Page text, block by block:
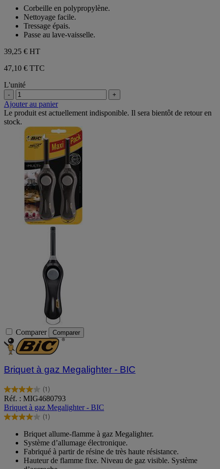
étoiles.
Corbeille en polypropylène.
Nettoyage facile.
Tressage épais.
Passe au lave-vaisselle.
39,25 € HT
47,10 € TTC
L'unité
- +
Ajouter au panier
Le produit est actuellement indisponible. Il sera bientôt de retour en
stock.
Comparer Comparer
Briquet à gaz Megalighter - BIC
(1)
4.0
sur
5
étoiles.
avis
Réf. : MIG4680793
Briquet à gaz Megalighter - BIC
(1)
4.0
étoiles.
avis
Briquet allume-flamme à gaz Megalighter.
Système d’allumage électronique.
Fabriqué à partir de résine de très haute résistance.
Hauteur de flamme fixe. Niveau de gaz visible. Système